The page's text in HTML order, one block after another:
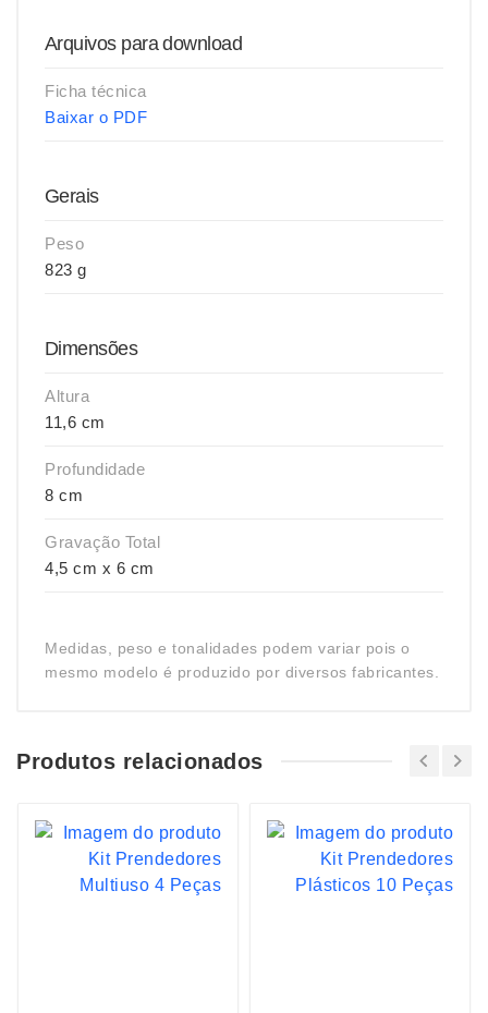
Arquivos para download
Ficha técnica
Baixar o PDF
Gerais
Peso
823 g
Dimensões
Altura
11,6 cm
Profundidade
8 cm
Gravação Total
4,5 cm x 6 cm
Medidas, peso e tonalidades podem variar pois o
mesmo modelo é produzido por diversos fabricantes.
Produtos relacionados